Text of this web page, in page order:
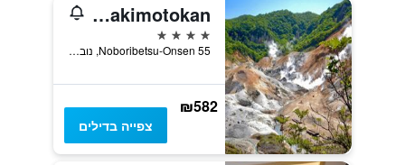
Dai-Ichi Takimotokan
4 כוכבים
55 Noboribetsu-Onsen, נובוריבטסו, יפן
₪582
צפייה בדילים